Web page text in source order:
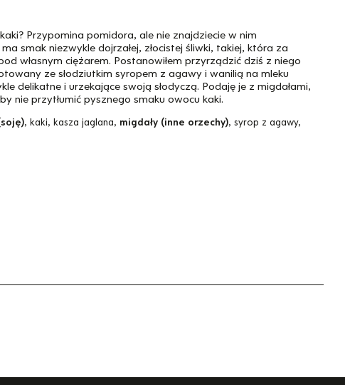
Przypomina pomidora, ale nie znajdziecie w nim
smak niezwykle dojrzałej, złocistej śliwki, takiej, która za
własnym ciężarem. Postanowiłem przyrządzić dziś z niego
ze słodziutkim syropem z agawy i wanilią na mleku
delikatne i urzekające swoją słodyczą. Podaję je z migdałami,
nie przytłumić pysznego smaku owocu kaki.
, kaki, kasza jaglana, migdały (inne orzechy), syrop z agawy,